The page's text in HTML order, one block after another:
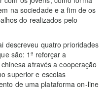
na sociedade e a fim de os
do realizados pelo
descreveu quatro prioridades
são: 1ª reforçar a
através a cooperação
superior e escolas
de uma plataforma on-line